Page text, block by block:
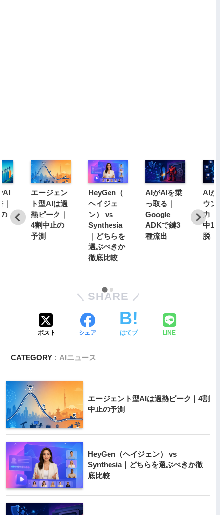
AI
エージェン
ト型AIは過
熱ピーク｜
4割中止の
予測
HeyGen（
ヘイジェ
ン） vs
Synthesia
｜どちらを
選ぶべきか
徹底比較
AIがAIを乗
っ取る｜
Google
ADKで鍵3
種流出
AIが
ウン
力｜
中19
脱
SHARE
ポスト シェア はてブ LINE
CATEGORY : AIニュース
エージェント型AIは過熱ピーク｜4割
中止の予測
HeyGen（ヘイジェン） vs
Synthesia｜どちらを選ぶべきか徹
底比較